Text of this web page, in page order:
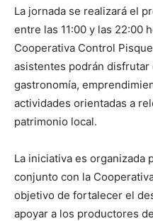
La jornada se realizará el
entre las 11:00 y las 22:00
Cooperativa Control
asistentes podrán disfrutar
gastronomía,
actividades orientadas a
patrimonio local.
La iniciativa es organizada
conjunto con la
objetivo de fortalecer el
apoyar a los productores